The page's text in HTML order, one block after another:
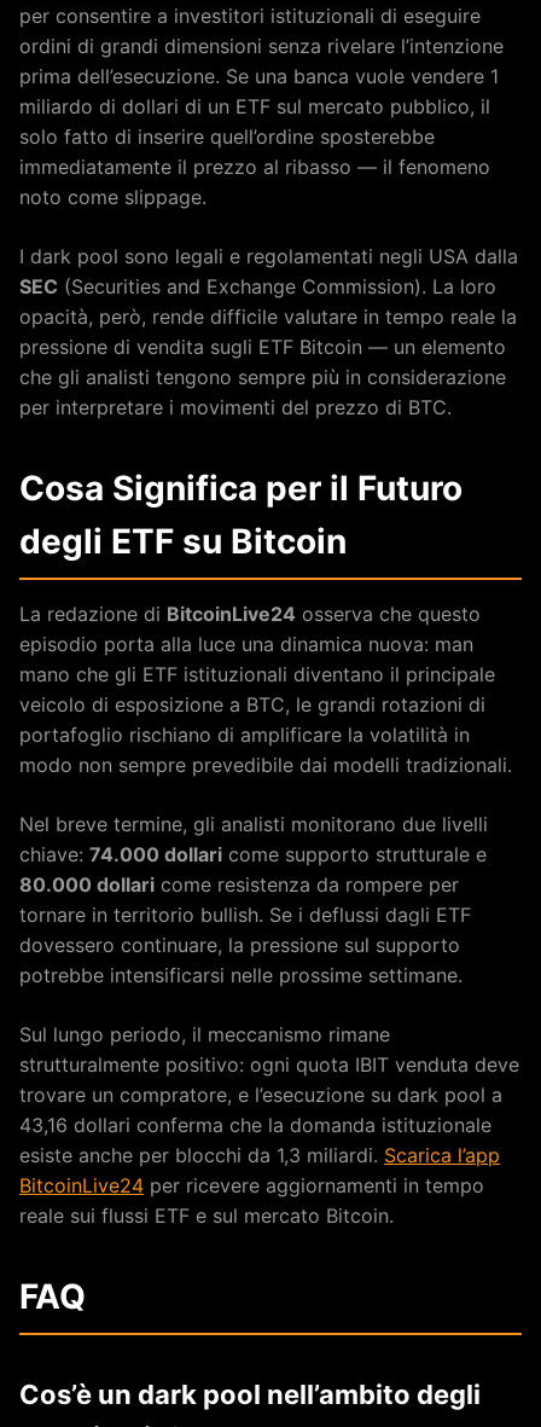
per consentire a investitori istituzionali di eseguire
ordini di grandi dimensioni senza rivelare l’intenzione
prima dell’esecuzione. Se una banca vuole vendere 1
miliardo di dollari di un ETF sul mercato pubblico, il
solo fatto di inserire quell’ordine sposterebbe
immediatamente il prezzo al ribasso — il fenomeno
noto come slippage.
I dark pool sono legali e regolamentati negli USA dalla
SEC (Securities and Exchange Commission). La loro
opacità, però, rende difficile valutare in tempo reale la
pressione di vendita sugli ETF Bitcoin — un elemento
che gli analisti tengono sempre più in considerazione
per interpretare i movimenti del prezzo di BTC.
Cosa Significa per il Futuro
degli ETF su Bitcoin
La redazione di BitcoinLive24 osserva che questo
episodio porta alla luce una dinamica nuova: man
mano che gli ETF istituzionali diventano il principale
veicolo di esposizione a BTC, le grandi rotazioni di
portafoglio rischiano di amplificare la volatilità in
modo non sempre prevedibile dai modelli tradizionali.
Nel breve termine, gli analisti monitorano due livelli
chiave: 74.000 dollari come supporto strutturale e
80.000 dollari come resistenza da rompere per
tornare in territorio bullish. Se i deflussi dagli ETF
dovessero continuare, la pressione sul supporto
potrebbe intensificarsi nelle prossime settimane.
Sul lungo periodo, il meccanismo rimane
strutturalmente positivo: ogni quota IBIT venduta deve
trovare un compratore, e l’esecuzione su dark pool a
43,16 dollari conferma che la domanda istituzionale
esiste anche per blocchi da 1,3 miliardi. Scarica l’app
BitcoinLive24 per ricevere aggiornamenti in tempo
reale sui flussi ETF e sul mercato Bitcoin.
FAQ
Cos’è un dark pool nell’ambito degli